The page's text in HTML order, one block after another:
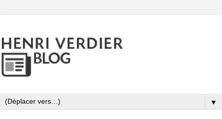
▼